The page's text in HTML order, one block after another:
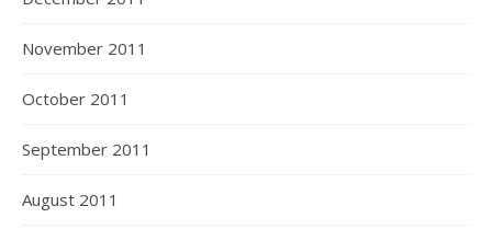
November 2011
October 2011
September 2011
August 2011